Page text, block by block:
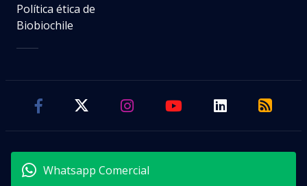
Política ética de
Biobiochile
Whatsapp Comercial